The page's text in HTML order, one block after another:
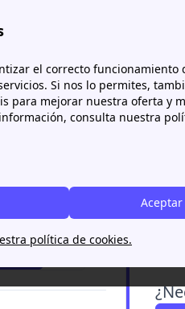
el correcto funcionamiento
Si nos lo permites,
para mejorar nuestra oferta y
consulta nuestra
política de cookies.
de energía ¿Qué es el